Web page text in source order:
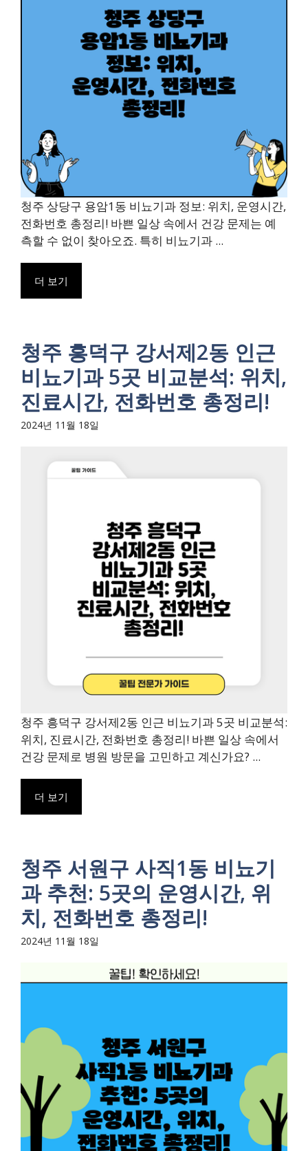
청주 상당구 용암1동 비뇨기과 정보: 위치, 운영시간,
전화번호 총정리! 바쁜 일상 속에서 건강 문제는 예
측할 수 없이 찾아오죠. 특히 비뇨기과 ...
더 보기
청주 흥덕구 강서제2동 인근
비뇨기과 5곳 비교분석: 위치,
진료시간, 전화번호 총정리!
2024년 11월 18일
청주 흥덕구 강서제2동 인근 비뇨기과 5곳 비교분석:
위치, 진료시간, 전화번호 총정리! 바쁜 일상 속에서
건강 문제로 병원 방문을 고민하고 계신가요? ...
더 보기
청주 서원구 사직1동 비뇨기
과 추천: 5곳의 운영시간, 위
치, 전화번호 총정리!
2024년 11월 18일